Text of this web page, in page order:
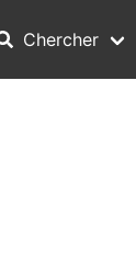
Chercher